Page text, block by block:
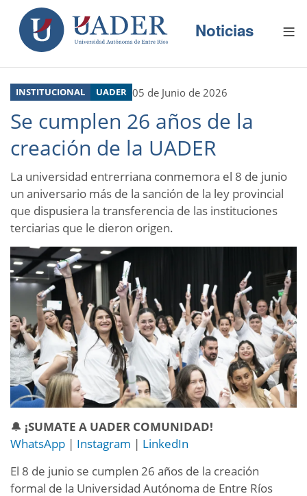
al
contenido
Noticias
Buscador
R
D
U
C
C
I
N
E
R
C
U
R
S
O
S
INSTITUCIONAL UADER 05 de Junio de 2026
Se cumplen 26 años de la
creación de la UADER
La universidad entrerriana conmemora el 8 de junio
un aniversario más de la sanción de la ley provincial
que dispusiera la transferencia de las instituciones
terciarias que le dieron origen.
🔔 ¡SUMATE A UADER COMUNIDAD!
WhatsApp | Instagram | LinkedIn
El 8 de junio se cumplen 26 años de la creación
formal de la Universidad Autónoma de Entre Ríos